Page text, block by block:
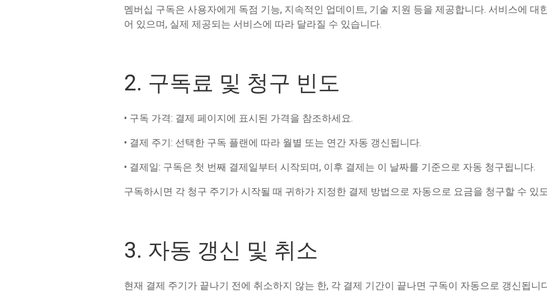
멤버십 구독은 사용자에게 독점 기능, 지속적인 업데이트, 기술 지원 등을 제공합니다. 서비스에 대
어 있으며, 실제 제공되는 서비스에 따라 달라질 수 있습니다.
2. 구독료 및 청구 빈도
• 구독 가격: 결제 페이지에 표시된 가격을 참조하세요.
• 결제 주기: 선택한 구독 플랜에 따라 월별 또는 연간 자동 갱신됩니다.
• 결제일: 구독은 첫 번째 결제일부터 시작되며, 이후 결제는 이 날짜를 기준으로 자동 청구됩니다.
구독하시면 각 청구 주기가 시작될 때 귀하가 지정한 결제 방법으로 자동으로 요금을 청구할 수 있
3. 자동 갱신 및 취소
현재 결제 주기가 끝나기 전에 취소하지 않는 한, 각 결제 기간이 끝나면 구독이 자동으로 갱신됩니